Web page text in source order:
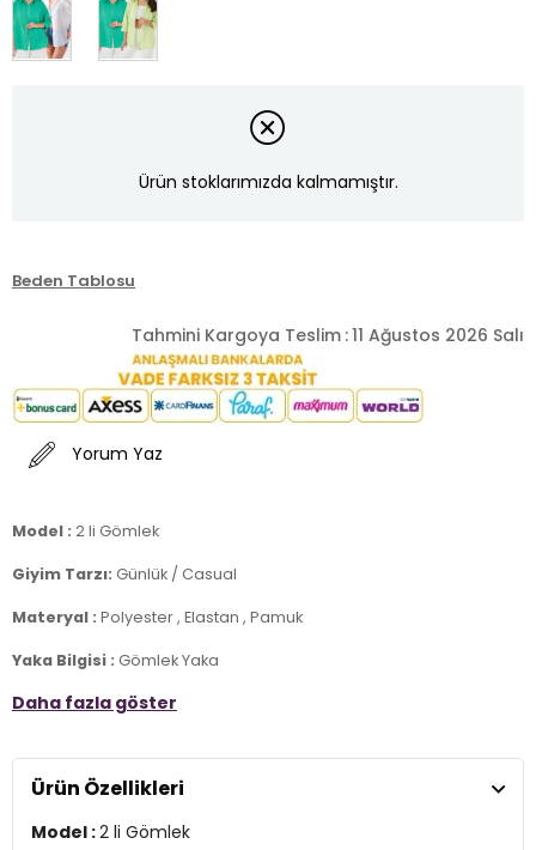
Ürün stoklarımızda kalmamıştır.
Beden Tablosu
Tahmini Kargoya Teslim :11 Ağustos 2026 Salı
Yorum Yaz
Model : 2 li Gömlek
Giyim Tarzı: Günlük / Casual
Materyal : Polyester , Elastan , Pamuk
Yaka Bilgisi : Gömlek Yaka
Kapama Bilgisi :Düğmeli
Kalıp Bilgisi :Oversize
Daha fazla göster
Ürün Özellikleri
Model :2 li Gömlek